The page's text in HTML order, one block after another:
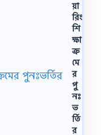
য়া
রিং
শি
ক্ষা
ক্র
মে
র
পু
নঃ
ভ
র্তি
র